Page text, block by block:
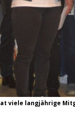
viele langjährige